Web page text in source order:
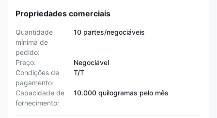
Propriedades comerciais
Quantidade
mínima de
pedido:
10 partes/negociáveis
Preço:
Negociável
Condições de
pagamento:
T/T
Capacidade de
fornecimento:
10.000 quilogramas pelo mês